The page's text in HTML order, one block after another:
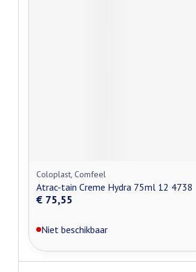
Coloplast, Comfeel
Atrac-tain Creme Hydra 75ml 12 4738
€ 75,55
Niet beschikbaar